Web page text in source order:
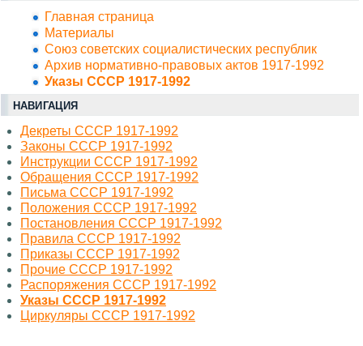
Главная страница
Материалы
Союз советских социалистических республик
Архив нормативно-правовых актов 1917-1992
Указы СССР 1917-1992
НАВИГАЦИЯ
Декреты СССР 1917-1992
Законы СССР 1917-1992
Инструкции СССР 1917-1992
Обращения СССР 1917-1992
Письма СССР 1917-1992
Положения СССР 1917-1992
Постановления СССР 1917-1992
Правила СССР 1917-1992
Приказы СССР 1917-1992
Прочие СССР 1917-1992
Распоряжения СССР 1917-1992
Указы СССР 1917-1992
Циркуляры СССР 1917-1992